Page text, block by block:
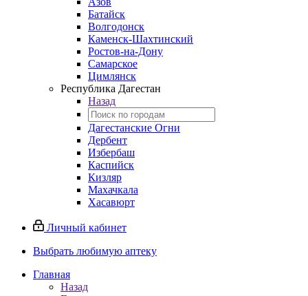
Батайск
Волгодонск
Каменск-Шахтинский
Ростов-на-Дону
Самарское
Цимлянск
Республика Дагестан
Назад
Дагестанские Огни
Дербент
Избербаш
Каспийск
Кизляр
Махачкала
Хасавюрт
Личный кабинет
Выбрать любимую аптеку
Главная
Назад